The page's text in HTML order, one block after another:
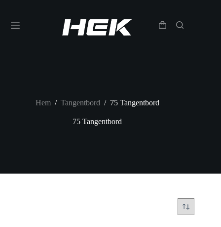
Hem / Tangentbord / 75 Tangentbord
75 Tangentbord